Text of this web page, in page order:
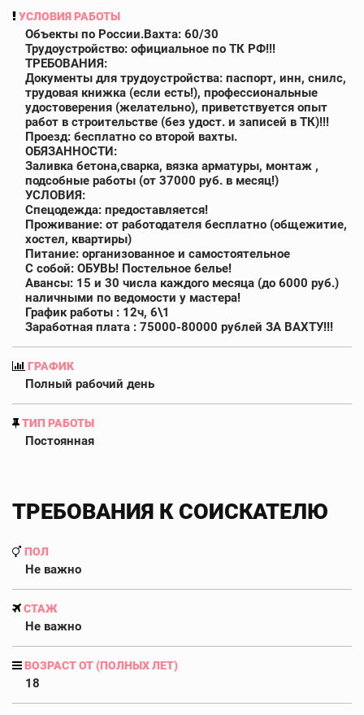
УСЛОВИЯ РАБОТЫ
Объекты по России.Вахта: 60/30
Трудоустройство: официальное по ТК РФ!!!
ТРЕБОВАНИЯ:
Документы для трудоустройства: паспорт, инн, снилс,
трудовая книжка (если есть!), профессиональные
удостоверения (желательно), приветствуется опыт
работ в строительстве (без удост. и записей в ТК)!!!
Проезд: бесплатно со второй вахты.
ОБЯЗАННОСТИ:
Заливка бетона,сварка, вязка арматуры, монтаж ,
подсобные работы (от 37000 руб. в месяц!)
УСЛОВИЯ:
Спецодежда: предоставляется!
Проживание: от работодателя бесплатно (общежитие,
хостел, квартиры)
Питание: организованное и самостоятельное
С собой: ОБУВЬ! Постельное белье!
Авансы: 15 и 30 числа каждого месяца (до 6000 руб.)
наличными по ведомости у мастера!
График работы : 12ч, 6\1
Заработная плата : 75000-80000 рублей ЗА ВАХТУ!!!
ГРАФИК
Полный рабочий день
ТИП РАБОТЫ
Постоянная
ТРЕБОВАНИЯ К СОИСКАТЕЛЮ
ПОЛ
Не важно
СТАЖ
Не важно
ВОЗРАСТ ОТ (ПОЛНЫХ ЛЕТ)
18